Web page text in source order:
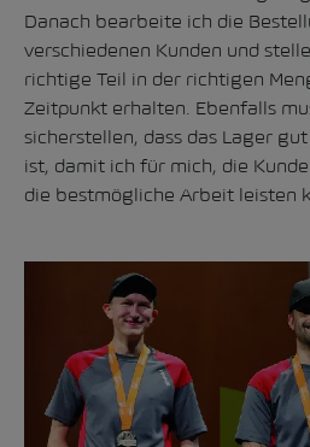
Danach bearbeite ich die
verschiedenen Kunden und
richtige Teil in der richtigen
Zeitpunkt erhalten. Ebenfalls
sicherstellen, dass das Lager
ist, damit ich für mich, die
die bestmögliche Arbeit leisten